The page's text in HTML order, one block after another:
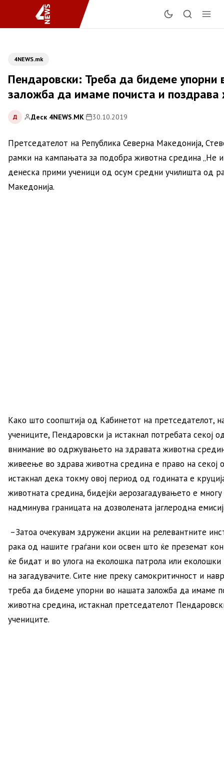
4NEWS.mk
Пендаровски: Треба да бидеме упорни
заложба да имаме почиста и
Д Деск 4NEWS.MK| 30.10.2019
Претседателот на Република Северна Македонија,
рамки на кампањата за подобра животна средина „Не
денеска прими ученици од осум средни училишта од
Македонија.
Како што соопштија од Кабинетот на претседателот,
учениците, Пендаровски ја истакнал потребата секој
внимание во одржувањето на здравата животна
живеење во здрава животна средина е право на секој
истакнал дека токму овој период од годината е
животната средина, бидејќи аерозагадувањето е многу
надминува границата на дозволената јаглеродна
–Затоа очекувам здружени акции на релевантните
рака од нашите граѓани кои освен што ќе преземат
ќе бидат и во улога на еколошка патрола или
на загадувачите. Сите ние преку самокритичност и
треба да бидеме упорни во нашата заложба да имаме
животна средина, истакнал претседателот
учениците.